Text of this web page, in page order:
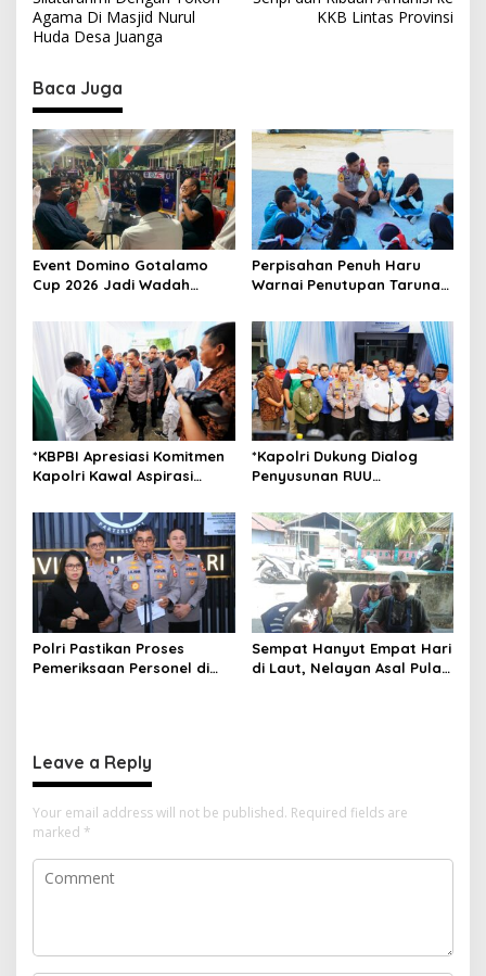
t
a
v
i
g
a
t
i
Agama Di Masjid Nurul
Huda Desa Juanga
KKB Lintas Provinsi
Baca Juga
Event Domino Gotalamo
Cup 2026 Jadi Wadah
Kebersamaan Masyarakat
Perpisahan Penuh Haru
Warnai Penutupan Taruna
Kepulauan
*KBPBI Apresiasi Komitmen
Kapolri Kawal Aspirasi
Ketenagakerjaan*
*Kapolri Dukung Dialog
Penyusunan RUU
Jembatan Aspirasi Buruh*
Polri Pastikan Proses
Pemeriksaan Personel di
Sempat Hanyut Empat Hari
di Laut, Nelayan Asal Pulau
Leave a Reply
Your email address will not be published. Required fields are
marked *